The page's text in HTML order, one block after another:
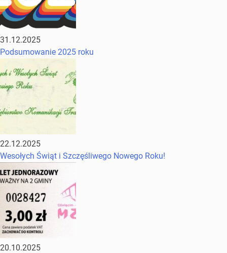
31.12.2025
Podsumowanie 2025 roku
22.12.2025
Wesołych Świąt i Szczęśliwego Nowego Roku!
20.10.2025